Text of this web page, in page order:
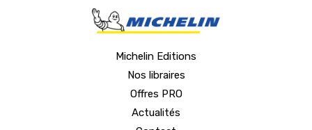
Michelin Editions
Nos libraires
Offres PRO
Actualités